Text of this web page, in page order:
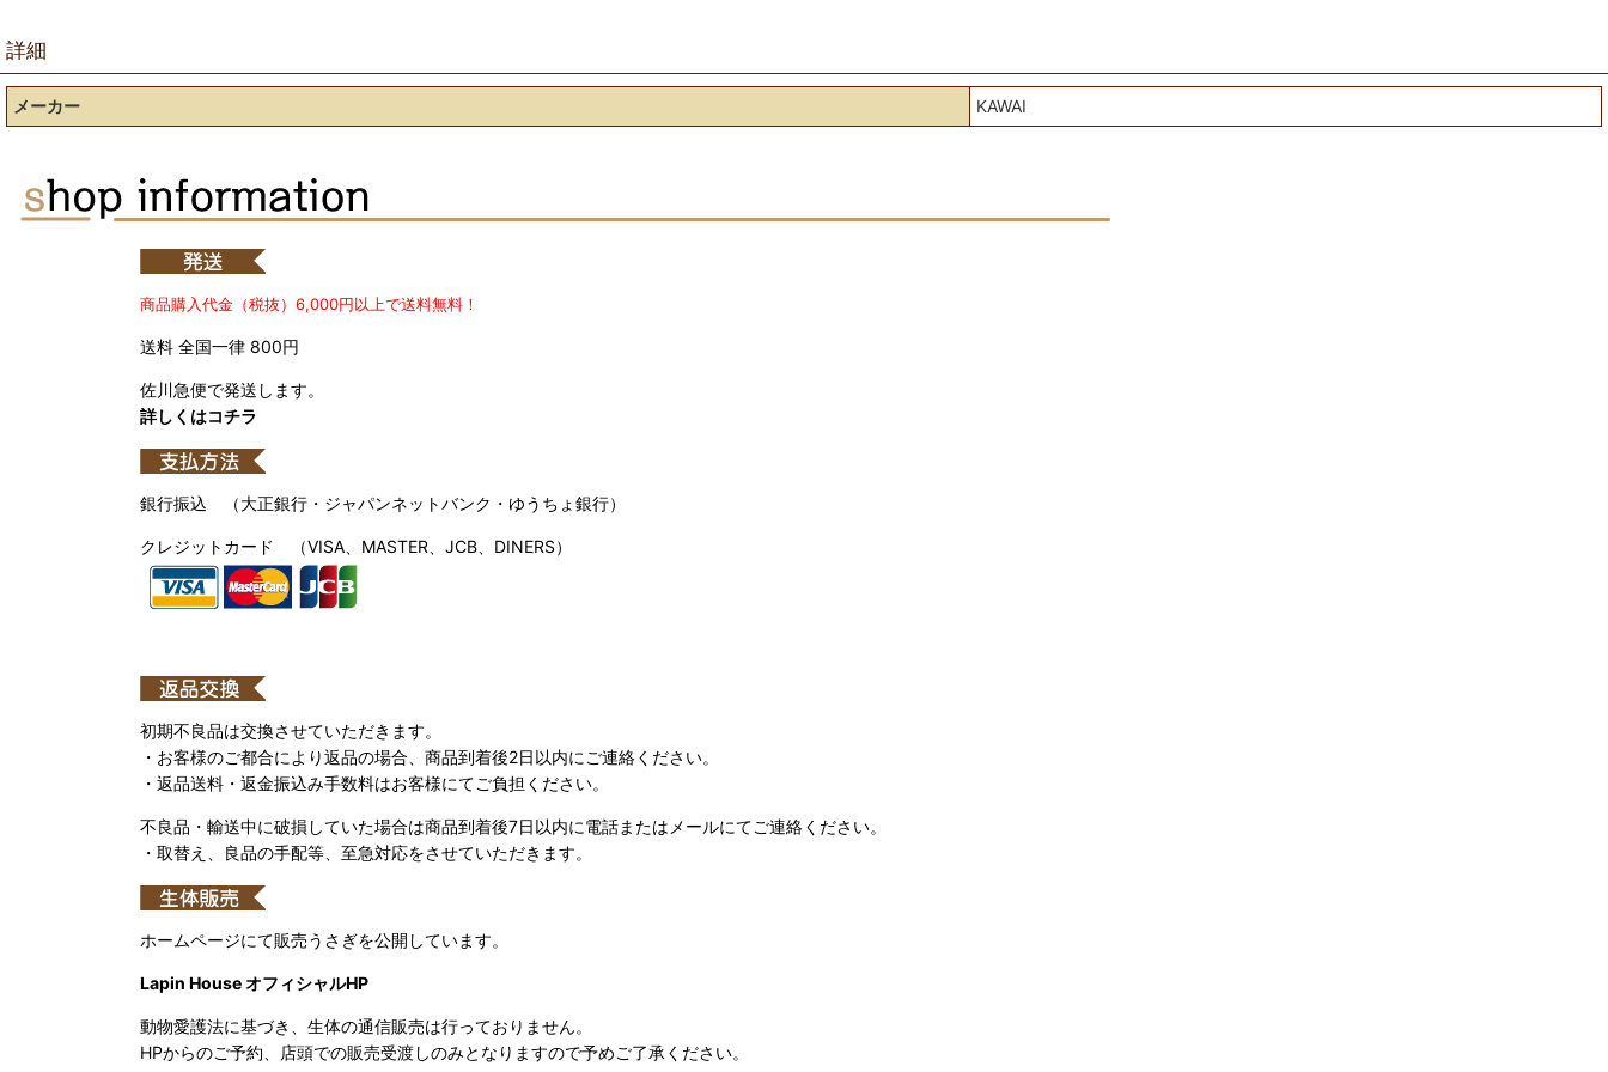
詳細
メーカー KAWAI
商品購入代金（税抜）6,000円以上で送料無料！
送料 全国一律 800円
佐川急便で発送します。
詳しくはコチラ
銀行振込 （大正銀行・ジャパンネットバンク・ゆうちょ銀行）
クレジットカード （VISA、MASTER、JCB、DINERS）
初期不良品は交換させていただきます。
・お客様のご都合により返品の場合、商品到着後2日以内にご連絡ください。
・返品送料・返金振込み手数料はお客様にてご負担ください。
不良品・輸送中に破損していた場合は商品到着後7日以内に電話またはメールにてご連絡ください。
・取替え、良品の手配等、至急対応をさせていただきます。
ホームページにて販売うさぎを公開しています。
Lapin House オフィシャルHP
動物愛護法に基づき、生体の通信販売は行っておりません。
HPからのご予約、店頭での販売受渡しのみとなりますので予めご了承ください。